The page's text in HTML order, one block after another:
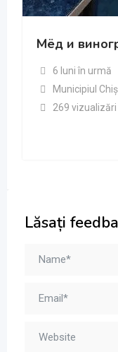
Мёд и
6 luni în urmă
Municipiul
269 vizualizări
Lăsați